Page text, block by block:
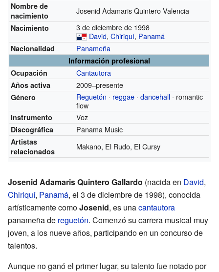
Nombre de
nacimiento
Josenid Adamaris Quintero Valencia
Nacimiento
3 de diciembre de 1998
David,Chiriquí, Panamá
Nacionalidad Panameña
Información profesional
Ocupación
Cantautora
Años activa 2009–presente
Género Reguetón · reggae ·dancehall · romantic
flow
Instrumento Voz
Discográfica Panama Music
Artistas
relacionados
Makano, El Rudo, El Cursy
Josenid Adamaris Quintero Gallardo (nacida en David,
Chiriquí, Panamá, el 3 de diciembre de 1998), conocida
artísticamente comoJosenid, es unacantautora
panameña de reguetón. Comenzó su carrera musical muy
joven, a los nueve años, participando en un concurso de
talentos.
Aunque no ganó el primer lugar, su talento fue notado por